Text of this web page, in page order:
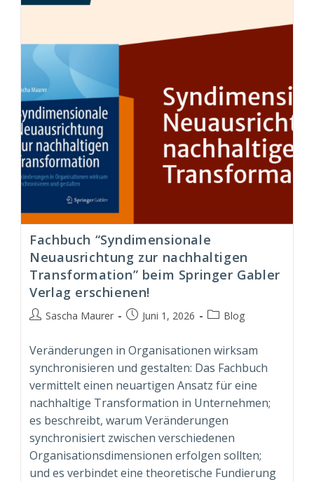
Exemplar
Fachbuch “Syndimensionale
Neuausrichtung zur nachhaltigen
Transformation” beim Springer Gabler
Verlag erschienen!
Beitrags-
Sascha Maurer
BeitragJuni 1, 2026
Beitrags-
Blog
Veränderungen in Organisationen wirksam
synchronisieren und gestalten: Das Fachbuch
vermittelt einen neuartigen Ansatz für eine
nachhaltige Transformation in Unternehmen;
es beschreibt, warum Veränderungen
synchronisiert zwischen verschiedenen
Organisationsdimensionen erfolgen sollten;
und es verbindet eine theoretische Fundierung